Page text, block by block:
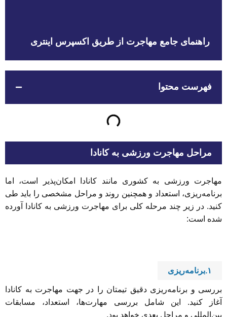
راهنمای جامع مهاجرت از طریق اکسپرس اینتری
فهرست محتوا
مراحل مهاجرت ورزشی به کانادا
مهاجرت ورزشی به کشوری مانند کانادا امکان‌پذیر است، اما
برنامه‌ریزی، استعداد و همچنین روند و مراحل مشخصی را باید طی
کنید. در زیر چند مرحله کلی برای مهاجرت ورزشی به کانادا آورده
شده است:
۱.برنامه‌ریزی
بررسی و برنامه‌ریزی دقیق تیمتان را در جهت مهاجرت به کانادا
آغاز کنید. این شامل بررسی مهارت‌ها، استعداد، مسابقات
بین‌المللی و مراحل بعدی خواهد بود.